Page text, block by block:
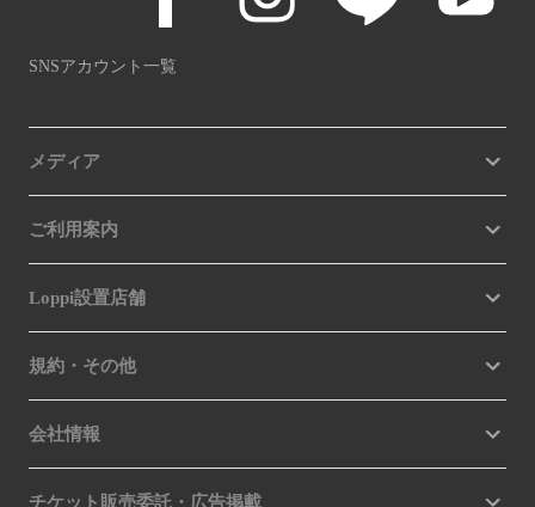
SNSアカウント一覧
メディア
ご利用案内
Loppi設置店舗
規約・その他
会社情報
チケット販売委託・広告掲載